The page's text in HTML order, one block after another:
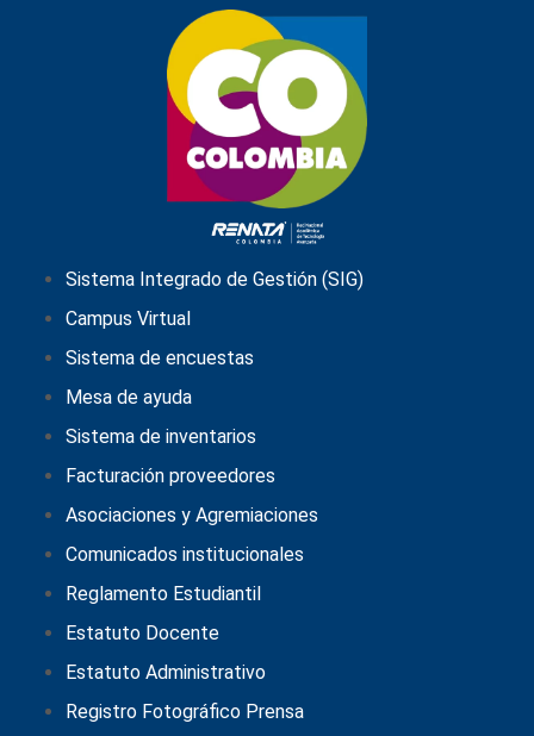
Sistema Integrado de Gestión (SIG)
Campus Virtual
Sistema de encuestas
Mesa de ayuda
Sistema de inventarios
Facturación proveedores
Asociaciones y Agremiaciones
Comunicados institucionales
Reglamento Estudiantil
Estatuto Docente
Estatuto Administrativo
Registro Fotográfico Prensa